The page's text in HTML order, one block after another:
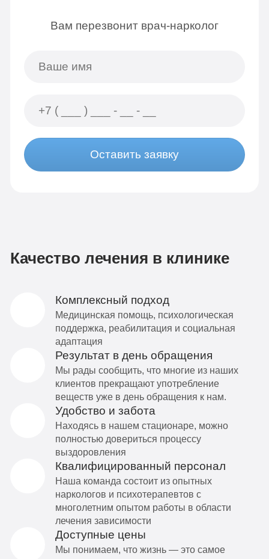
Вам перезвонит врач-нарколог
Оставить заявку
Качество лечения в клинике
Комплексный подход
Медицинская помощь, психологическая
поддержка, реабилитация и социальная
адаптация
Результат в день обращения
Мы рады сообщить, что многие из наших
клиентов прекращают употребление
веществ уже в день обращения к нам.
Удобство и забота
Находясь в нашем стационаре, можно
полностью довериться процессу
выздоровления
Квалифицированный персонал
Наша команда состоит из опытных
наркологов и психотерапевтов с
многолетним опытом работы в области
лечения зависимости
Доступные цены
Мы понимаем, что жизнь — это самое